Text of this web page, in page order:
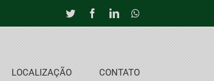
Twitter FacebookLinkedIn
LOCALIZAÇÃO CONTATO